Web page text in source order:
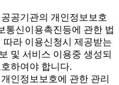
공기관의 개인정보보호
통신이용촉진등에 관한 법
따라 이용신청시 제공받는
및 서비스 이용중 생성되
하여야 합니다.
인정보보호에 관한 관리